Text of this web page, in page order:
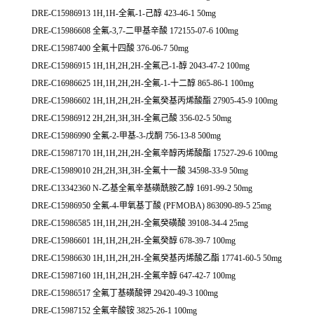
DRE-C15986913 1H,1H-全氟-1-己醇 423-46-1 50mg
DRE-C15986608 全氟-3,7-二甲基辛酸 172155-07-6 100mg
DRE-C15987400 全氟十四酸 376-06-7 50mg
DRE-C15986915 1H,1H,2H,2H-全氟己-1-醇 2043-47-2 100mg
DRE-C16986625 1H,1H,2H,2H-全氟-1-十二醇 865-86-1 100mg
DRE-C15986602 1H,1H,2H,2H-全氟癸基丙烯酸酯 27905-45-9 100mg
DRE-C15986912 2H,2H,3H,3H-全氟己酸 356-02-5 50mg
DRE-C15986990 全氟-2-甲基-3-戊酮 756-13-8 500mg
DRE-C15987170 1H,1H,2H,2H-全氟辛醇丙烯酸酯 17527-29-6 100mg
DRE-C15989010 2H,2H,3H,3H-全氟十一酸 34598-33-9 50mg
DRE-C13342360 N-乙基全氟辛基磺酰胺乙醇 1691-99-2 50mg
DRE-C15986950 全氟-4-甲氧基丁酸 (PFMOBA) 863090-89-5 25mg
DRE-C15986585 1H,1H,2H,2H-全氟癸磺酸 39108-34-4 25mg
DRE-C15986601 1H,1H,2H,2H-全氟癸醇 678-39-7 100mg
DRE-C15986630 1H,1H,2H,2H-全氟癸基丙烯酸乙酯 17741-60-5 50mg
DRE-C15987160 1H,1H,2H,2H-全氟辛醇 647-42-7 100mg
DRE-C15986517 全氟丁基磺酸钾 29420-49-3 100mg
DRE-C15987152 全氟辛酸铵 3825-26-1 100mg